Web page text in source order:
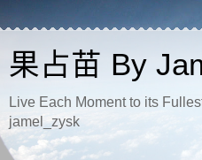
果占苗 By
Live Each Moment to its
jamel_zysk